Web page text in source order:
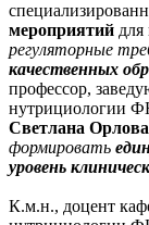
мероприятий
регуляторные
качественных
профессор,
нутрициологии
Светлана Орлова
формировать
уровень
К.м.н., доцент